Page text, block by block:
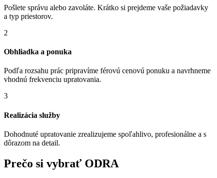
Pošlete správu alebo zavoláte. Krátko si prejdeme vaše požiadavky
a typ priestorov.
2
Obhliadka a ponuka
Podľa rozsahu prác pripravíme férovú cenovú ponuku a navrhneme
vhodnú frekvenciu upratovania.
3
Realizácia služby
Dohodnuté upratovanie zrealizujeme spoľahlivo, profesionálne a s
dôrazom na detail.
Prečo si vybrať ODRA